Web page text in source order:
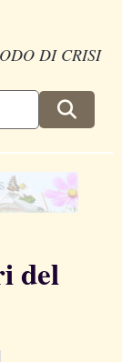
DI CRISI
del